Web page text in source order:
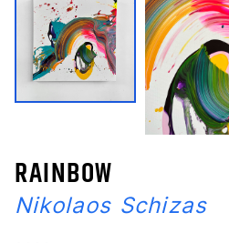
RAINBOW
Nikolaos Schizas